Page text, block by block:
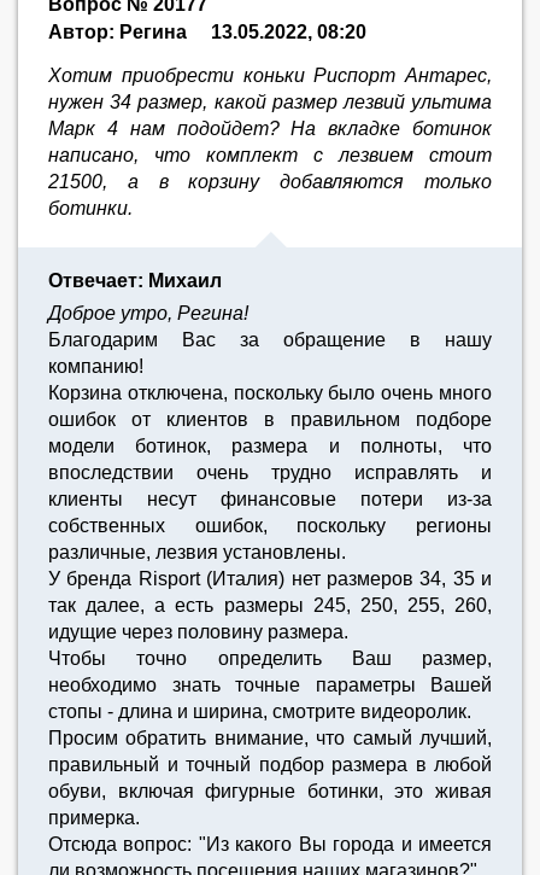
Вопрос № 20177
Автор: Регина
13.05.2022, 08:20
Хотим приобрести коньки Риспорт Антарес,
нужен 34 размер, какой размер лезвий ультима
Марк 4 нам подойдет? На вкладке ботинок
написано, что комплект с лезвием стоит
21500, а в корзину добавляются только
ботинки.
Отвечает: Михаил
Доброе утро, Регина!
Благодарим Вас за обращение в нашу
компанию!
Корзина отключена, поскольку было очень много
ошибок от клиентов в правильном подборе
модели ботинок, размера и полноты, что
впоследствии очень трудно исправлять и
клиенты несут финансовые потери из-за
собственных ошибок, поскольку регионы
различные, лезвия установлены.
У бренда Risport (Италия) нет размеров 34, 35 и
так далее, а есть размеры 245, 250, 255, 260,
идущие через половину размера.
Чтобы точно определить Ваш размер,
необходимо знать точные параметры Вашей
стопы - длина и ширина, смотрите видеоролик.
Просим обратить внимание, что самый лучший,
правильный и точный подбор размера в любой
обуви, включая фигурные ботинки, это живая
примерка.
Отсюда вопрос: "Из какого Вы города и имеется
ли возможность посещения наших магазинов?"